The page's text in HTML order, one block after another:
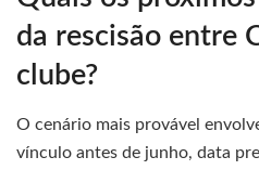
da rescisão entre
clube?
O cenário mais provável
vínculo antes de junho, data